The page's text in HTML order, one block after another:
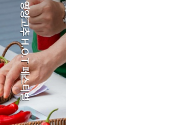
영양고추 H.O.T 페스티벌